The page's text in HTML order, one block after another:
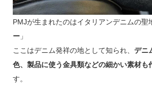
PMJが生まれたのはイタリアンデニムの聖
ー」
ここはデニム発祥の地として知られ、 デニ
色、製品に使う金具類などの細かい素材も
す。